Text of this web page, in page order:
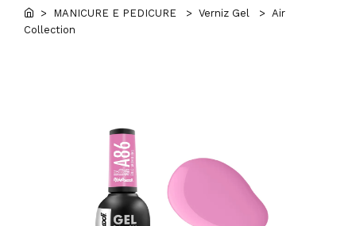
Professional Wear
> MANICURE E PEDICURE > Verniz Gel
> Air
Collection